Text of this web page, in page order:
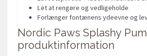
Let at rengøre og vedligeholde
Forlænger fontænens ydeevne og
Nordic Paws Splashy
produktinformation